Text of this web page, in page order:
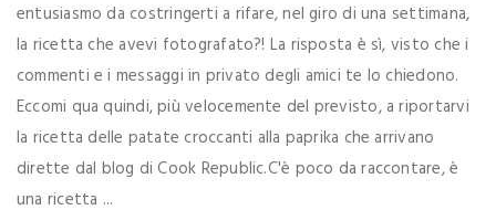
entusiasmo da costringerti a rifare, nel giro di una settimana,
la ricetta che avevi fotografato?! La risposta è sì, visto che i
commenti e i messaggi in privato degli amici te lo chiedono.
Eccomi qua quindi, più velocemente del previsto, a riportarvi
la ricetta delle patate croccanti alla paprika che arrivano
dirette dal blog di Cook Republic.C'è poco da raccontare, è
una ricetta ...